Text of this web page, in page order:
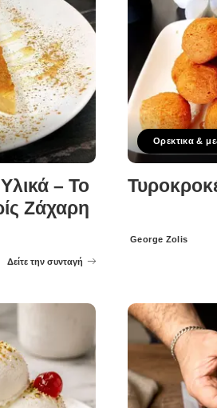
– Το
Ζάχαρη
Δείτε την συνταγή
Ορεκτικα &
Posted
George Zolis